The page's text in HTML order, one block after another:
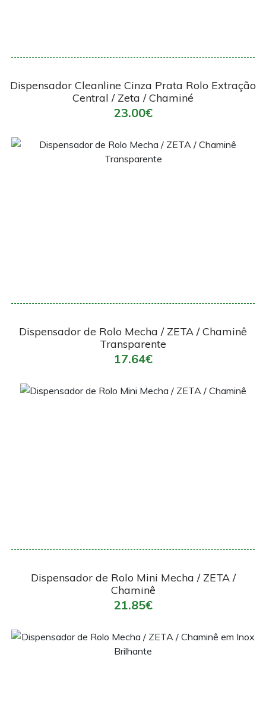
Dispensador Cleanline Cinza Prata Rolo Extração
Central / Zeta / Chaminé
23.00€
Dispensador de Rolo Mecha / ZETA / Chaminê
Transparente
17.64€
Dispensador de Rolo Mini Mecha / ZETA /
Chaminê
21.85€